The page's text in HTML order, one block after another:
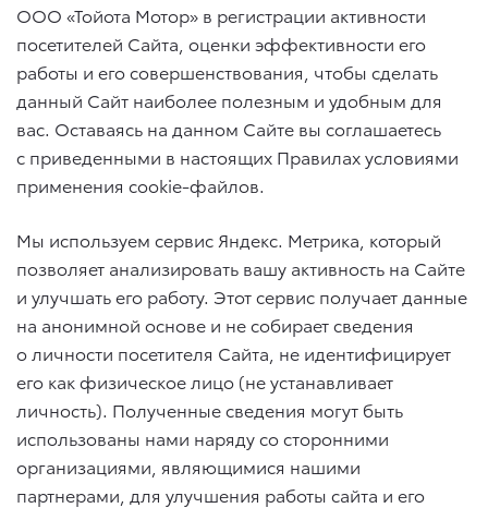
ООО «Тойота Мотор» в регистрации активности
посетителей Сайта, оценки эффективности его
работы и его совершенствования, чтобы сделать
данный Сайт наиболее полезным и удобным для
вас. Оставаясь на данном Сайте вы соглашаетесь
с приведенными в настоящих Правилах условиями
применения cookie-файлов.
Мы используем сервис Яндекс. Метрика, который
позволяет анализировать вашу активность на Сайте
и улучшать его работу. Этот сервис получает данные
на анонимной основе и не собирает сведения
о личности посетителя Сайта, не идентифицирует
его как физическое лицо (не устанавливает
личность). Полученные сведения могут быть
использованы нами наряду со сторонними
организациями, являющимися нашими
партнерами, для улучшения работы сайта и его